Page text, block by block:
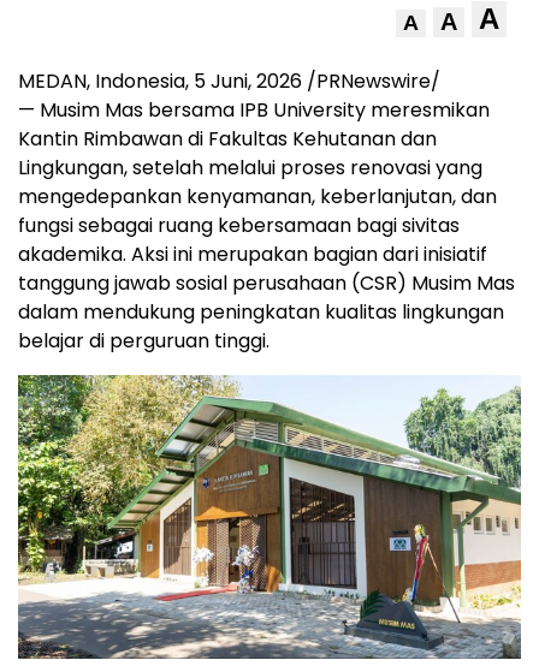
A A A
MEDAN, Indonesia, 5Juni, 2026 /PRNewswire/
— Musim Mas bersama IPB University meresmikan
Kantin Rimbawan di Fakultas Kehutanan dan
Lingkungan, setelah melalui proses renovasi yang
mengedepankan kenyamanan, keberlanjutan, dan
fungsi sebagai ruang kebersamaan bagi sivitas
akademika. Aksi ini merupakan bagian dari inisiatif
tanggung jawab sosial perusahaan (CSR) Musim Mas
dalam mendukung peningkatan kualitas lingkungan
belajar di perguruan tinggi.